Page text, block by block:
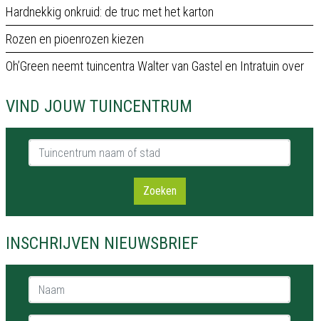
Hardnekkig onkruid: de truc met het karton
Rozen en pioenrozen kiezen
Oh’Green neemt tuincentra Walter van Gastel en Intratuin over
VIND JOUW TUINCENTRUM
Tuincentrum naam of stad
Zoeken
INSCHRIJVEN NIEUWSBRIEF
Naam *